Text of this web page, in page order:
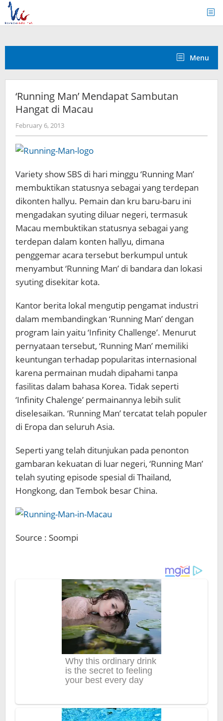
Skip
content
Menu
‘Running Man’ Mendapat Sambutan
Hangat di Macau
February 6, 2013by
Koreanindo
Variety show SBS di hari minggu ‘Running Man’
membuktikan statusnya sebagai yang terdepan
dikonten hallyu. Pemain dan kru baru-baru ini
mengadakan syuting diluar negeri, termasuk
Macau membuktikan statusnya sebagai yang
terdepan dalam konten hallyu, dimana
penggemar acara tersebut berkumpul untuk
menyambut ‘Running Man’ di bandara dan lokasi
syuting disekitar kota.
Kantor berita lokal mengutip pengamat industri
dalam membandingkan ‘Running Man’ dengan
program lain yaitu ‘Infinity Challenge’. Menurut
pernyataan tersebut, ‘Running Man’ memiliki
keuntungan terhadap popularitas internasional
karena permainan mudah dipahami tanpa
fasilitas dalam bahasa Korea. Tidak seperti
‘Infinity Chalenge’ permainannya lebih sulit
diselesaikan. ‘Running Man’ tercatat telah populer
di Eropa dan seluruh Asia.
Seperti yang telah ditunjukan pada penonton
gambaran kekuatan di luar negeri, ‘Running Man’
telah syuting episode spesial di Thailand,
Hongkong, dan Tembok besar China.
Source : Soompi